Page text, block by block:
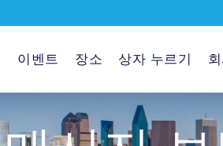
이벤트 장소 상자 누르기